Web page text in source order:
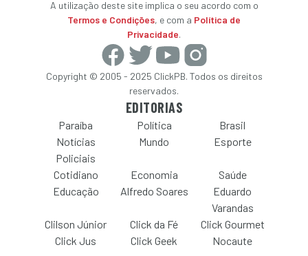
A utilização deste site implica o seu acordo com o
Termos e Condições, e com a Política de
Privacidade.
Copyright © 2005 - 2025 ClickPB. Todos os direitos
reservados.
EDITORIAS
Paraíba Política
Brasil
Notícias
Policiais
Mundo Esporte
Cotidiano Economia
Saúde
Educação
Alfredo Soares
Eduardo
Varandas
Clilson Júnior
Click da Fé
Click Gourmet
Click Jus
Click Geek Nocaute